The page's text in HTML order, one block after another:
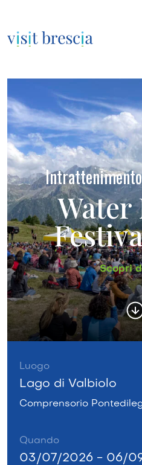
al
contenuto
principale
Water
Scopri
Luogo
Lago di Valbiolo
Comprensorio
Quando
03/07/2026 - 06/